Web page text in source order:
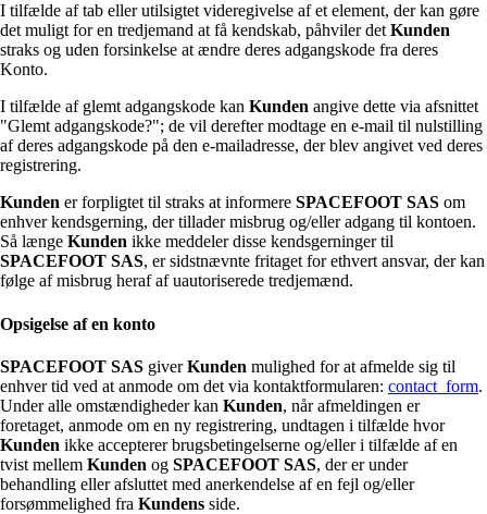
I tilfælde af tab eller utilsigtet videregivelse af et element, der kan gøre
det muligt for en tredjemand at få kendskab, påhviler det Kunden
straks og uden forsinkelse at ændre deres adgangskode fra deres
Konto.
I tilfælde af glemt adgangskode kan Kunden angive dette via afsnittet
"Glemt adgangskode?"; de vil derefter modtage en e-mail til nulstilling
af deres adgangskode på den e-mailadresse, der blev angivet ved deres
registrering.
Kunden er forpligtet til straks at informere SPACEFOOT SAS om
enhver kendsgerning, der tillader misbrug og/eller adgang til kontoen.
Så længe Kunden ikke meddeler disse kendsgerninger til
SPACEFOOT SAS, er sidstnævnte fritaget for ethvert ansvar, der kan
følge af misbrug heraf af uautoriserede tredjemænd.
Opsigelse af en konto
SPACEFOOT SAS giverKunden mulighed for at afmelde sig til
enhver tid ved at anmode om det via kontaktformularen: contact_form.
Under alle omstændigheder kan Kunden, når afmeldingen er
foretaget, anmode om en ny registrering, undtagen i tilfælde hvor
Kunden ikke accepterer brugsbetingelserne og/eller i tilfælde af en
tvist mellem Kunden og SPACEFOOT SAS, der er under
behandling eller afsluttet med anerkendelse af en fejl og/eller
forsømmelighed fra Kundens side.